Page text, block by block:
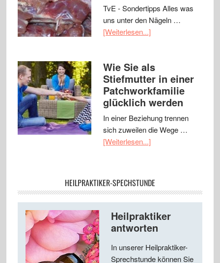
TvE - Sondertipps Alles was
uns unter den Nägeln …
[Weiterlesen...]
Wie Sie als
Stiefmutter in einer
Patchworkfamilie
glücklich werden
In einer Beziehung trennen
sich zuweilen die Wege …
[Weiterlesen...]
HEILPRAKTIKER-SPECHSTUNDE
Heilpraktiker
antworten
In unserer Heilpraktiker-
Sprechstunde können Sie